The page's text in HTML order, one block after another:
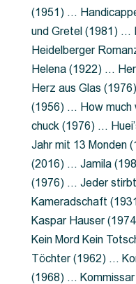
(1951) …
und Gretel (1981) …
Heidelberger
Helena (1922) …
Herz aus Glas
(1956) … How much
chuck (1976) …
Jahr mit 13 Monden
(2016) … Jamila
(1976) … Jeder
Kameradschaft
Kaspar Hauser
Kein Mord Kein
Töchter (1962) …
(1968) … Kommissar